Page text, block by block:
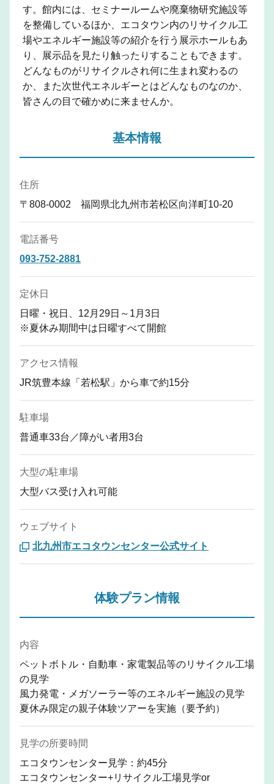
す。館内には、セミナールームや廃棄物研究施設等
を整備しているほか、エコタウン内のリサイクル工
場やエネルギー施設等の紹介を行う展示ホールもあ
り、展示品を見たり触ったりすることもできます。
どんなものがリサイクルされ何に生まれ変わるの
か、また次世代エネルギーとはどんなものなのか、
皆さんの目で確かめに来ませんか。
基本情報
住所
〒808-0002 福岡県北九州市若松区向洋町10-20
電話番号
093-752-2881
定休日
日曜・祝日、12月29日～1月3日
※夏休み期間中は日曜すべて開館
アクセス情報
JR筑豊本線「若松駅」から車で約15分
駐車場
普通車33台／障がい者用3台
大型の駐車場
大型バス受け入れ可能
ウェブサイト
北九州市エコタウンセンター公式サイト
体験プラン情報
内容
ペットボトル・自動車・家電製品等のリサイクル工場
の見学
風力発電・メガソーラー等のエネルギー施設の見学
夏休み限定の親子体験ツアーを実施（要予約）
見学の所要時間
エコタウンセンター見学：約45分
エコタウンセンター+リサイクル工場見学or